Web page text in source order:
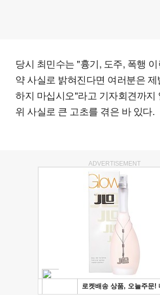
당시 최민수는 "흉기, 도주, 폭행
약 사실로 밝혀진다면 여러분은 제
하지 마십시오"라고 기자회견까지
위 사실로 큰 고초를 겪은 바 있다.
ADVERTISEMENT